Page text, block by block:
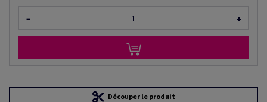
− +
Découper le produit